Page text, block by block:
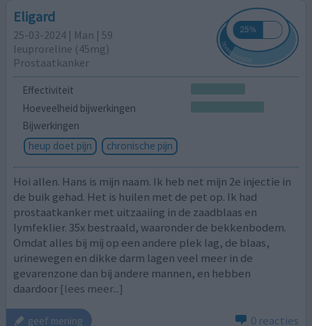
Eligard
25-03-2024 | Man | 59
leuproreline (45mg)
Prostaatkanker
Effectiviteit
Hoeveelheid bijwerkingen
Bijwerkingen
heup doet pijn
chronische pijn
Hoi allen. Hans is mijn naam. Ik heb net mijn 2e injectie in
de buik gehad. Het is huilen met de pet op. Ik had
prostaatkanker met uitzaaiing in de zaadblaas en
lymfeklier. 35x bestraald, waaronder de bekkenbodem.
Omdat alles bij mij op een andere plek lag, de blaas,
urinewegen en dikke darm lagen veel meer in de
gevarenzone dan bij andere mannen, en hebben
daardoor [lees meer...]
geef mening 0 reacties